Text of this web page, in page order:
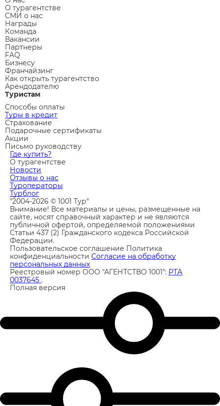
О турагентстве
СМИ о нас
Награды
Команда
Вакансии
Партнеры
FAQ
Бизнесу
Франчайзинг
Как открыть турагентство
Арендодателю
Туристам
Способы оплаты
Туры в кредит
Страхование
Подарочные сертификаты
Акции
Письмо руководству
Где купить?
О турагентстве
Новости
Отзывы о нас
Туроператоры
Турблог
"2004-2026 © 1001 Тур"
Внимание! Все материалы и цены, размещенные на
сайте, носят справочный характер и не являются
публичной офертой, определяемой положениями
Статьи 437 (2) Гражданского кодекса Российской
Федерации.
Пользовательское соглашение Политика
конфиденциальности Согласие на обработку
персональных данных
Реестровый номер ООО "АГЕНТСТВО 1001": РТА
0037645 .
Полная версия